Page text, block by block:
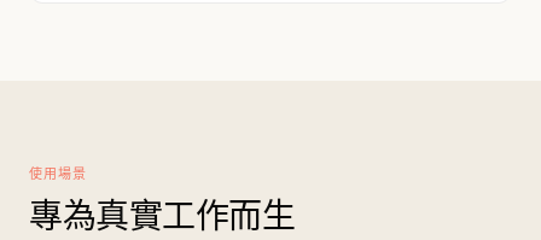
使用場景
專為真實工作而生